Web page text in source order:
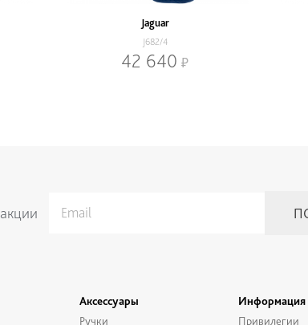
Jaguar
J682/4
42 640
Аксессуары
Ручки
Информация
Привилегии